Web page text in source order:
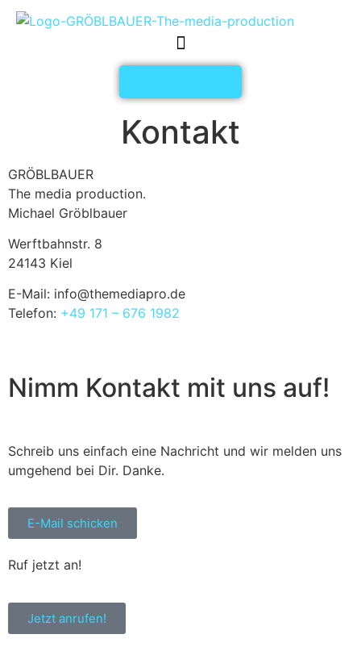
springen
Kontakt
GRÖBLBAUER
The media production.
Michael Gröblbauer
Werftbahnstr. 8
24143 Kiel
E-Mail: info@themediapro.de
Telefon: +49 171 – 676 1982
Nimm Kontakt mit uns auf!
Schreib uns einfach eine Nachricht und wir melden uns
umgehend bei Dir. Danke.
E-Mail schicken
Ruf jetzt an!
Jetzt anrufen!